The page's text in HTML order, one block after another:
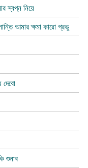
নিয়ে
আমার ক্ষমা কারো প্রভু
শুনাব​